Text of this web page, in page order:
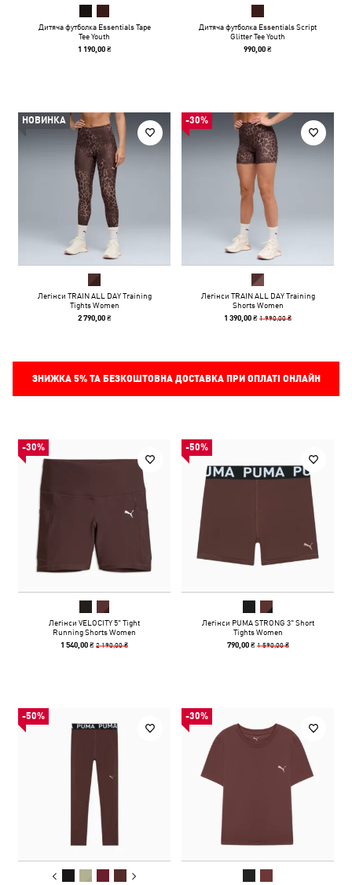
Дитяча футболка Essentials Tape
Tee Youth
1 190,00 ₴
Дитяча футболка Essentials Script
Glitter Tee Youth
990,00 ₴
НОВИНКА
Легінси TRAIN ALL DAY Training
Tights Women
2 790,00 ₴
-30%
Легінси TRAIN ALL DAY Training
Shorts Women
1 390,00 ₴1 990,00 ₴
ЗНИЖКА 5%ТА БЕЗКОШТОВНА ДОСТАВКА ПРИ ОПЛАТІ ОНЛАЙН
-30%
Легінси VELOCITY 5" Tight
Running Shorts Women
1 540,00 ₴2 190,00 ₴
-50%
Легінси PUMA STRONG 3" Short
Tights Women
790,00 ₴ 1 590,00 ₴
-50% -30%